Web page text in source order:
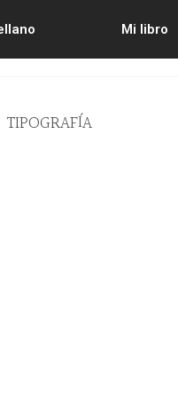
Mi libro
TIPOGRAFÍA